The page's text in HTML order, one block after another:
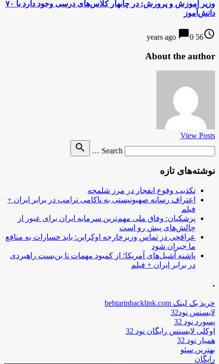
وزیر آموزش و پرورش: در چابهار کلاس‌های درسی وجود دارد با ۷۰
دانش‌آموز
access_time
56 years ago
chat_bubble0
About the author
View Posts
Search …
search
نوشته‌های تازه
تکذیب وقوع انفجار در مرز شلمچه
اعتراف رسانه صهیونیستی به ناکامی ترامپ در برابر ایران +
فیلم
پزشکیان: وفاق ملی مهم‌ترین سرمایه ایران برای عبور از
چالش‌های پیش رو است
عراقچی در تماس وزیرخارجه اوکراین: باید خسارات به منافع
ما جبران شود
پاشنه آشیل‌های آمریکا؛ از کمبود مهمات تا بن‌بست راهبردی
در برابر ایران + فیلم
.
خرید بک لینک behtarinbacklink.com
لایسنس نود32
پسورد نود 32
اوکلی لایسنس رایگان نود 32
همیار نود 32
بهترین سئو
رایگان